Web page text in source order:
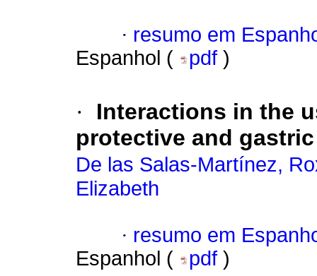
· resumo em
Espanhol (
pdf )
·
Interactions in the
protective and
De las Salas-Martínez,
Elizabeth
· resumo em
Espanhol (
pdf )